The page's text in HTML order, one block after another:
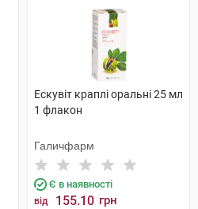
Ескувіт краплі оральні 25 мл
1 флакон
Галичфарм
Є в наявності
від 155.10 грн